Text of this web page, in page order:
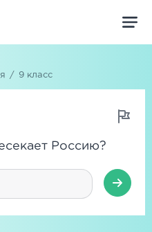
/ 9 класс
Россию?